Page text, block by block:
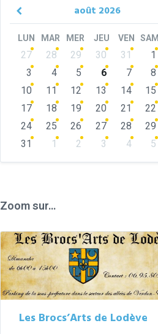
août 2026
Previous
LUN MAR MER JEU VEN SAM
Skip
calendar
days
27 28 29 30 31 1
3
4 5 6 7 8
10
11 12 13 14 15
17
18 19 20 21 22
24
25 26 27 28 29
31
1 2 3 4 5
Zoom sur…
Les Brocs’Arts de Lodève